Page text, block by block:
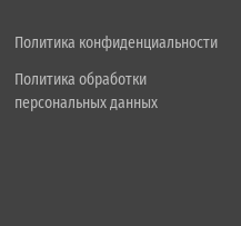
Политика конфиденциальности
Политика обработки
персональных данных